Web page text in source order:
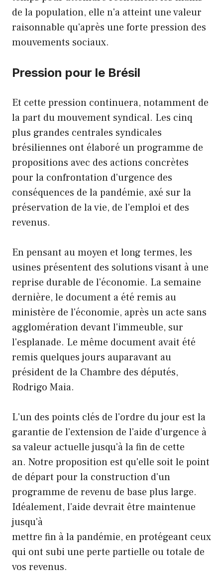
de la population, elle n'a atteint une valeur
raisonnable qu'après une forte pression des
mouvements sociaux.
Pression pour le Brésil
Et cette pression continuera, notamment de
la part du mouvement syndical. Les cinq
plus grandes centrales syndicales
brésiliennes ont élaboré un programme de
propositions avec des actions concrètes
pour la confrontation d'urgence des
conséquences de la pandémie, axé sur la
préservation de la vie, de l'emploi et des
revenus.
En pensant au moyen et long termes, les
usines présentent des solutions visant à une
reprise durable de l'économie. La semaine
dernière, le document a été remis au
ministère de l'économie, après un acte sans
agglomération devant l'immeuble, sur
l'esplanade. Le même document avait été
remis quelques jours auparavant au
président de la Chambre des députés,
Rodrigo Maia.
L'un des points clés de l'ordre du jour est la
garantie de l'extension de l'aide d'urgence à
sa valeur actuelle jusqu'à la fin de cette
an. Notre proposition est qu'elle soit le point
de départ pour la construction d'un
programme de revenu de base plus large.
Idéalement, l'aide devrait être maintenue
jusqu'à
mettre fin à la pandémie, en protégeant ceux
qui ont subi une perte partielle ou totale de
vos revenus.